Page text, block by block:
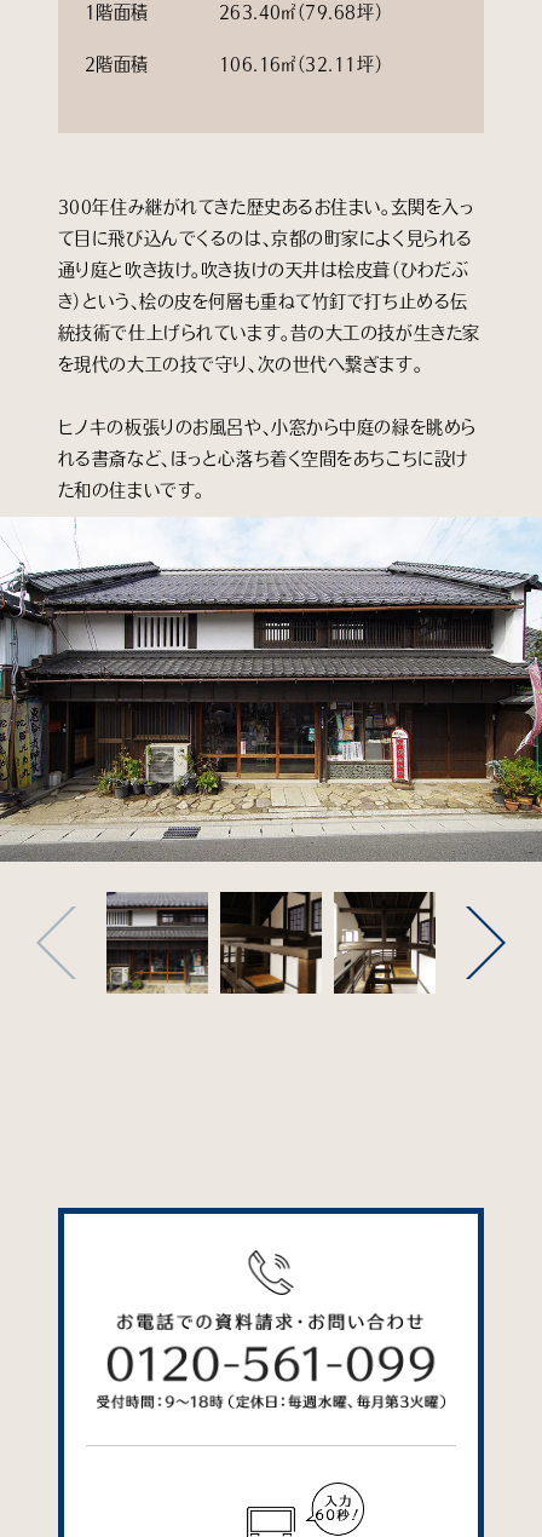
1階面積 263.40㎡（79.68坪）
2階面積 106.16㎡（32.11坪）
300年住み継がれてきた歴史あるお住まい。玄関を入っ
て目に飛び込んでくるのは、京都の町家によく見られる
通り庭と吹き抜け。吹き抜けの天井は桧皮葺（ひわだぶ
き）という、桧の皮を何層も重ねて竹釘で打ち止める伝
統技術で仕上げられています。昔の大工の技が生きた家
を現代の大工の技で守り、次の世代へ繋ぎます。
ヒノキの板張りのお風呂や、小窓から中庭の緑を眺めら
れる書斎など、ほっと心落ち着く空間をあちこちに設け
た和の住まいです。